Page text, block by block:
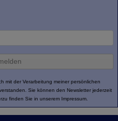
mit der Verarbeitung meiner persönlichen
Sie können den Newsletter jederzeit
finden Sie in unserem Impressum.